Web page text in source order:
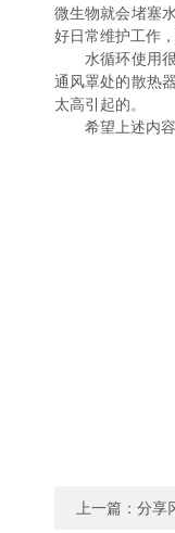
微生物就会堵塞水
好日常维护工作，
水循环使用很简
通风罩处的散热
太高引起的。
希望上述内容能
上一篇： 分享